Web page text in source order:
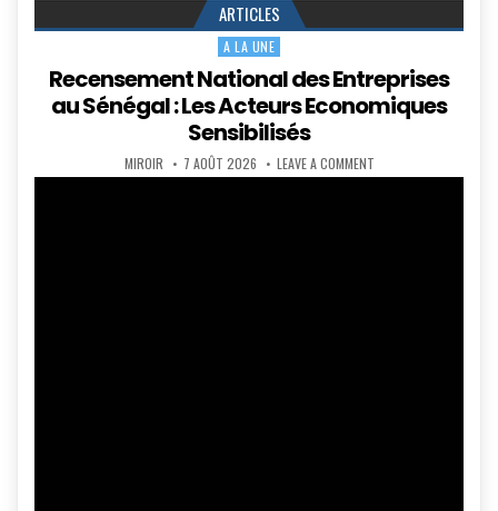
ARTICLES
Posted
in
A LA UNE
Recensement National des Entreprises
au Sénégal : Les Acteurs Economiques
Sensibilisés
AUTHOR:
MIROIR PUBLISHED
DATE:
7 AOÛT 2026 LEAVE A COMMENTON
RECENSEMENT